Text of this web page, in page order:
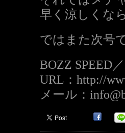
早く涼しくな
ではまた次号
BOZZ SPEED
URL：http://
メール：